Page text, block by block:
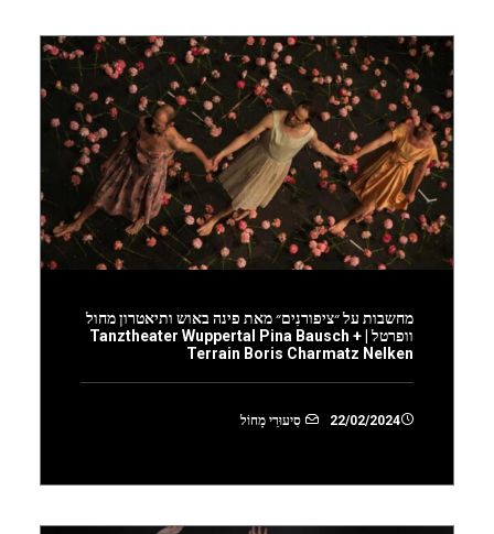
מחשבות על ״ציפורנִים״ מאת פינה באוש ותיאטרון מחול
וופרטל | Tanztheater Wuppertal Pina Bausch +
Terrain Boris Charmatz Nelken
22/02/2024 סִיעוּרֵי מָחוֹל